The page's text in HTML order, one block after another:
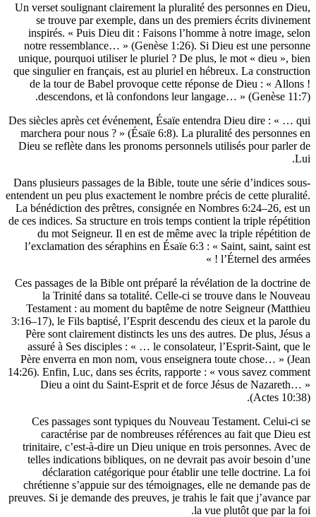
Un verset soulignant clairement la pluralité des
se trouve par exemple, dans un des premiers écrits
inspirés. « Puis Dieu dit : Faisons l’homme à notre
notre ressemblance… » (Genèse 1:26). Si Dieu est
unique, pourquoi utiliser le pluriel ? De plus, le mot «
que singulier en français, est au pluriel en hébreux. La
de la tour de Babel provoque cette réponse de Dieu
descendons, et là confondons leur langage… »
Des siècles après cet événement, Ésaïe entendra Dieu
marchera pour nous ? » (Ésaïe 6:8). La pluralité des
Dieu se reflète dans les pronoms personnels utilisés
Dans plusieurs passages de la Bible, toute une série
entendent un peu plus exactement le nombre précis de
La bénédiction des prêtres, consignée en Nombres
de ces indices. Sa structure en trois temps contient la
du mot Seigneur. Il en est de même avec la triple
l’exclamation des séraphins en Ésaïe 6:3 : « Saint,
l’Éternel
Ces passages de la Bible ont préparé la révélation de la
la Trinité dans sa totalité. Celle-ci se trouve dans
Testament : au moment du baptême de notre
3:16–17), le Fils baptisé, l’Esprit descendu des cieux et
Père sont clairement distincts les uns des autres. De
assuré à Ses disciples : « … le consolateur, l’Esprit-
Père enverra en mon nom, vous enseignera toute
14:26). Enfin, Luc, dans ses écrits, rapporte : « vous
Dieu a oint du Saint-Esprit et de force Jésus de
Ces passages sont typiques du Nouveau Testament.
caractérise par de nombreuses références au fait
trinitaire, c’est-à-dire un Dieu unique en trois
telles indications bibliques, on ne devrait pas avoir
déclaration catégorique pour établir une telle
chrétienne s’appuie sur des témoignages, elle ne
preuves. Si je demande des preuves, je trahis le fait que
la vue plutôt